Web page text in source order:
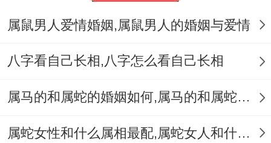
缺乏足够的经济支持 那么再结婚生活中会面
属鼠男人爱情婚姻,属鼠男人的婚姻与爱情
八字看自己长相,八字怎么看自己长相
属马的和属蛇的婚姻如何,属马的和属蛇的婚姻能在一起吗
属蛇女性和什么属相最配,属蛇女人和什么属相最配